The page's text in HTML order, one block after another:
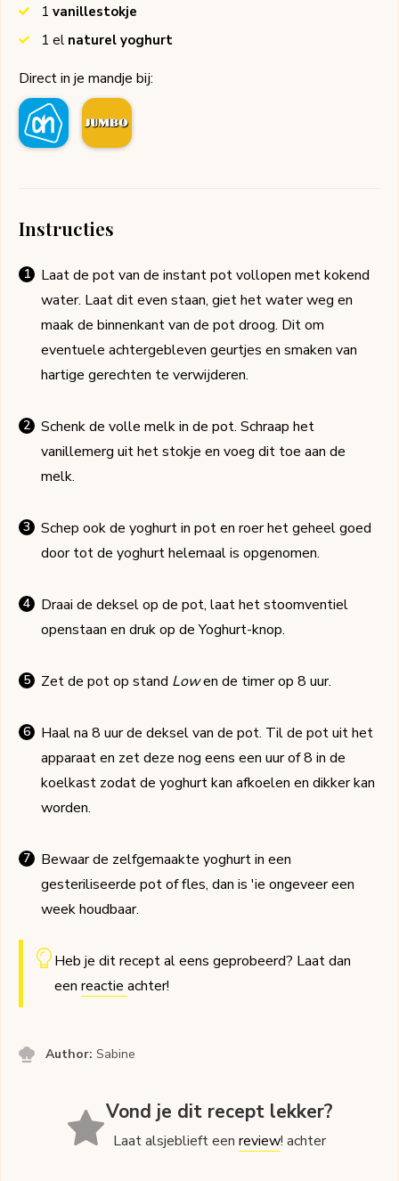
1 vanillestokje
1 el naturel yoghurt
Direct in je mandje bij:
Instructies
Laat de pot van de instant pot vollopen met kokend
water. Laat dit even staan, giet het water weg en
maak de binnenkant van de pot droog. Dit om
eventuele achtergebleven geurtjes en smaken van
hartige gerechten te verwijderen.
Schenk de volle melk in de pot. Schraap het
vanillemerg uit het stokje en voeg dit toe aan de
melk.
Schep ook de yoghurt in pot en roer het geheel goed
door tot de yoghurt helemaal is opgenomen.
Draai de deksel op de pot, laat het stoomventiel
openstaan en druk op de Yoghurt-knop.
Zet de pot op stand Lowen de timer op 8 uur.
Haal na 8 uur de deksel van de pot. Til de pot uit het
apparaat en zet deze nog eens een uur of 8 in de
koelkast zodat de yoghurt kan afkoelen en dikker kan
worden.
Bewaar de zelfgemaakte yoghurt in een
gesteriliseerde pot of fles, dan is 'ie ongeveer een
week houdbaar.
Heb je dit recept al eens geprobeerd? Laat dan
een reactie achter!
Author:Sabine
Vond je dit recept lekker?
Laat alsjeblieft eenreview! achter